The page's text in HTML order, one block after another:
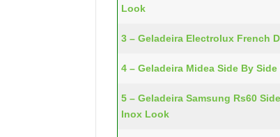
Look
3 – Geladeira Electrolux French
4 – Geladeira Midea Side By
5 – Geladeira Samsung Rs60
Inox Look